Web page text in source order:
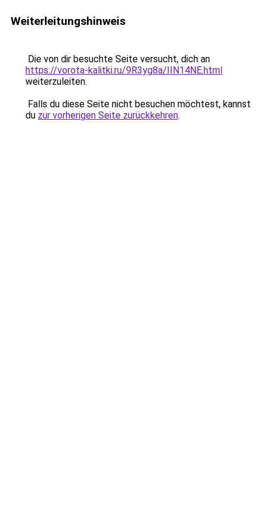
Weiterleitungshinweis
Die von dir besuchte Seite versucht, dich an
https://vorota-kalitki.ru/9R3yg8a/IIN14NE.html
weiterzuleiten.
Falls du diese Seite nicht besuchen möchtest, kannst
du zur vorherigen Seite zurückkehren.